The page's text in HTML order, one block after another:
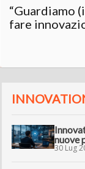
“Guardiamo
fare
nuove
30 Lug